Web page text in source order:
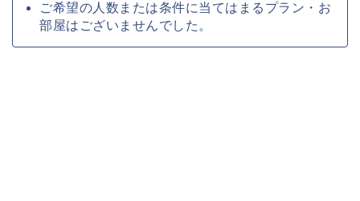
ご希望の人数または条件に当てはまるプラン・お
部屋はございませんでした。